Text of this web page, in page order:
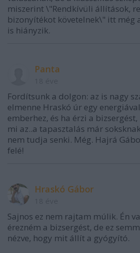
miszerint \"Rendkívüli állítások,
bizonyítékot követelnek\" itt még
is hiányzik.
Panta
Fordítsunk a dolgon: az is nagy
elmenne Hraskó úr egy
emberhez, és ha érzi a
mi az..a tapasztalás már
nem tudja senki. Még. Hajrá
felé!
Hraskó Gábor
Sajnos ez nem rajtam múlik. Én
érezném a bizsergést, de ez
nézve, hogy mit állít a gyógyító.